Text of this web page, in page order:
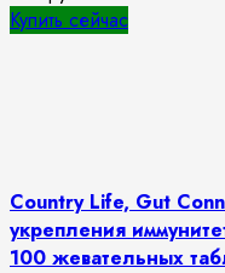
Купить сейчас
Country Life, Gut
укрепления
100 жевательных